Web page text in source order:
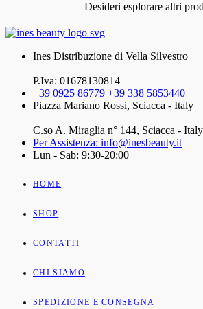
Desideri esplorare altri
Ines Distribuzione di Vella Silvestro
P.Iva: 01678130814
+39 0925 86779 +39 338 5853440
Piazza Mariano Rossi, Sciacca - Italy
C.so A. Miraglia n° 144, Sciacca - Italy
Per Assistenza: info@inesbeauty.it
Lun - Sab: 9:30-20:00
HOME
SHOP
CONTATTI
CHI SIAMO
SPEDIZIONE E CONSEGNA